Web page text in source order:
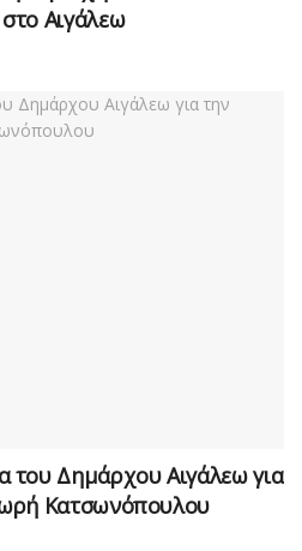
Αιγάλεω
του Δημάρχου Αιγάλεω για
Κατσωνόπουλου